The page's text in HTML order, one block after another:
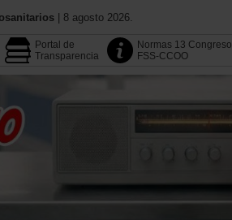
| 8 agosto 2026.
Portal de
Transparencia
Normas 13 Congreso
FSS-CCOO